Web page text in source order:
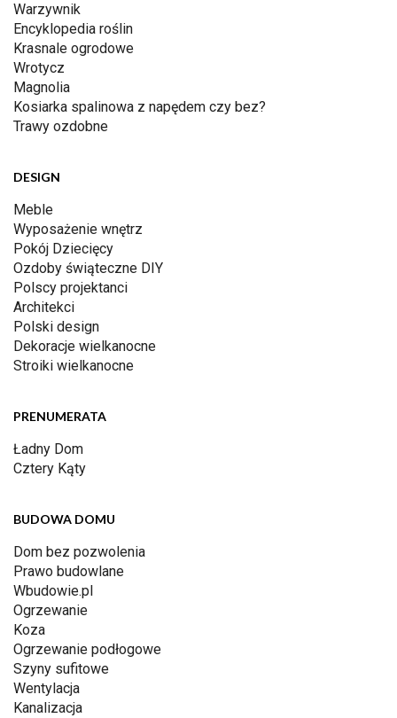
Warzywnik
Encyklopedia roślin
Krasnale ogrodowe
Wrotycz
Magnolia
Kosiarka spalinowa z napędem czy bez?
Trawy ozdobne
DESIGN
Meble
Wyposażenie wnętrz
Pokój Dziecięcy
Ozdoby świąteczne DIY
Polscy projektanci
Architekci
Polski design
Dekoracje wielkanocne
Stroiki wielkanocne
PRENUMERATA
Ładny Dom
Cztery Kąty
BUDOWA DOMU
Dom bez pozwolenia
Prawo budowlane
Wbudowie.pl
Ogrzewanie
Koza
Ogrzewanie podłogowe
Szyny sufitowe
Wentylacja
Kanalizacja